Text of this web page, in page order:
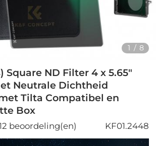
1 / 8
Square ND Filter 4 x 5.65"
Neutrale Dichtheid
Tilta Compatibel en
Box
beoordeling(en) KF01.2448